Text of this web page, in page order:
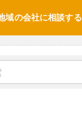
域の会社に相談する